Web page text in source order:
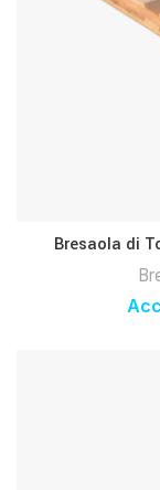
Bresaola di